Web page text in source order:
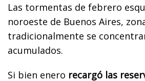
Las tormentas de febrero
noroeste de Buenos Aires,
tradicionalmente se
acumulados.
Si bien enero recargó las